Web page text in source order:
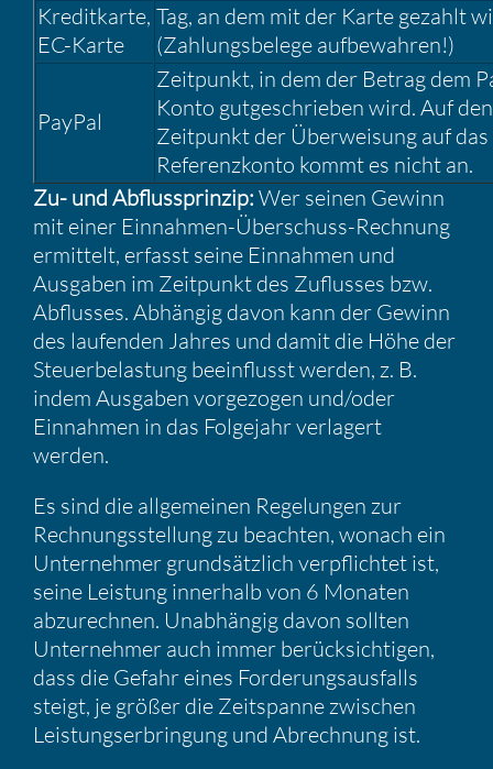
Kredit­karte,
EC-Karte
Tag, an dem mit der Karte gezahlt
(Zahlungs­be­lege aufbe­wahren!)
PayPal
Zeitpunkt, in dem der Betrag dem
Konto gutge­schrieben wird. Auf den
Zeitpunkt der Überwei­sung auf das
Referenz­konto kommt es nicht an.
Zu- und Abfluss­prinzip: Wer seinen Gewinn
mit einer Einnahmen-Überschuss-Rechnung
ermit­telt, erfasst seine Einnahmen und
Ausgaben im Zeitpunkt des Zuflusses bzw.
Abflusses. Abhängig davon kann der Gewinn
des laufenden Jahres und damit die Höhe der
Steuer­be­las­tung beein­flusst werden, z. B.
indem Ausgaben vorge­zogen und/​oder
Einnahmen in das Folge­jahr verla­gert
werden.
Es sind die allge­meinen Regelungen zur
Rechnungs­stel­lung zu beachten, wonach ein
Unter­nehmer grund­sätz­lich verpflichtet ist,
seine Leistung inner­halb von 6 Monaten
abzurechnen. Unabhängig davon sollten
Unter­nehmer auch immer berück­sich­tigen,
dass die Gefahr eines Forde­rungs­aus­falls
steigt, je größer die Zeitspanne zwischen
Leistungs­er­brin­gung und Abrech­nung ist.